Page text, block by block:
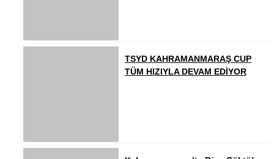
TSYD KAHRAMANMARAŞ CUP
TÜM HIZIYLA DEVAM EDİYOR